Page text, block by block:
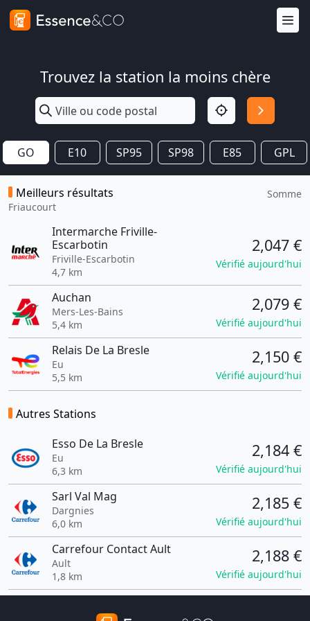
Trouvez la station la moins chère
GO E10 SP95 SP98 E85 GPL
Meilleurs résultats
Friaucourt
Somme
Intermarche Friville-
Escarbotin
Friville-Escarbotin
4,7 km
2,047 €
Vérifié aujourd'hui
Auchan
Mers-Les-Bains
5,4 km
2,079 €
Vérifié aujourd'hui
Relais De La Bresle
Eu
5,5 km
2,150 €
Vérifié aujourd'hui
Autres Stations
Esso De La Bresle
Eu
6,3 km
2,184 €
Vérifié aujourd'hui
Sarl Val Mag
Dargnies
6,0 km
2,185 €
Vérifié aujourd'hui
Carrefour Contact Ault
Ault
1,8 km
2,188 €
Vérifié aujourd'hui